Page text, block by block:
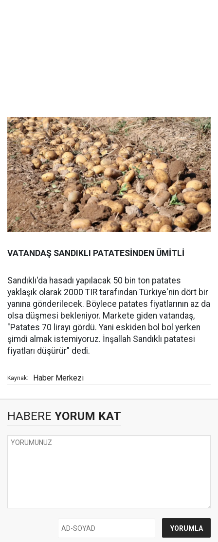
VATANDAŞ SANDIKLI PATATESİNDEN ÜMİTLİ
Sandıklı'da hasadı yapılacak 50 bin ton patates
yaklaşık olarak 2000 TIR tarafından Türkiye'nin dört bir
yanına gönderilecek. Böylece patates fiyatlarının az da
olsa düşmesi bekleniyor. Markete giden vatandaş,
"Patates 70 lirayı gördü. Yani eskiden bol bol yerken
şimdi almak istemiyoruz. İnşallah Sandıklı patatesi
fiyatları düşürür" dedi.
Kaynak: Haber Merkezi
HABERE YORUM KAT